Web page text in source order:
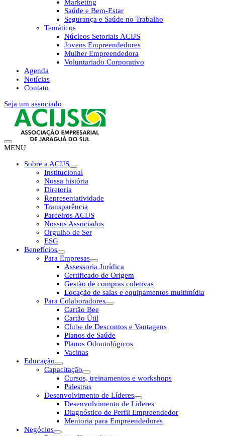
Marketing
Saúde e Bem-Estar
Segurança e Saúde no Trabalho
Temáticos
Núcleos Setoriais ACIJS
Jovens Empreendedores
Mulher Empreendedora
Voluntariado Corporativo
Agenda
Notícias
Contato
Seja um associado
MENU
Sobre a ACIJS
Institucional
Nossa história
Diretoria
Representatividade
Transparência
Parceiros ACIJS
Nossos Associados
Orgulho de Ser
ESG
Benefícios
Para Empresas
Assessoria Jurídica
Certificado de Origem
Gestão de compras coletivas
Locação de salas e equipamentos multimídia
Para Colaboradores
Cartão Bee
Cartão Útil
Clube de Descontos e Vantagens
Planos de Saúde
Planos Odontológicos
Vacinas
Educação
Capacitação
Cursos, treinamentos e workshops
Palestras
Desenvolvimento de Líderes
Desenvolvimento de Líderes
Diagnóstico de Perfil Empreendedor
Mentoria para Empreendedores
Negócios